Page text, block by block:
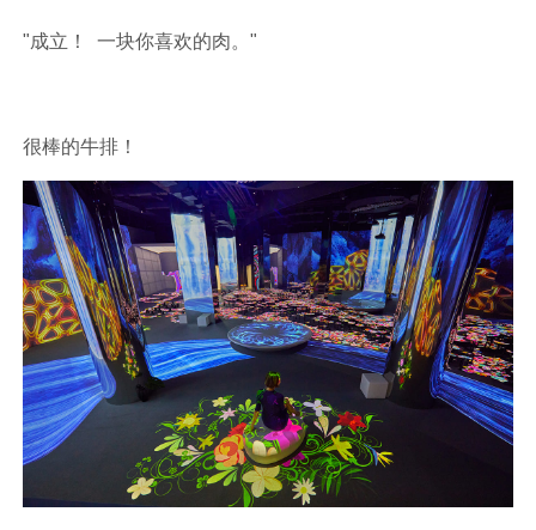
"成立！ 一块你喜欢的肉。"
很棒的牛排！